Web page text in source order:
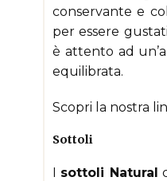
conservante e
per essere
è attento ad
equilibrata.
Scopri la nostra
Sottoli
I sottoli Natural